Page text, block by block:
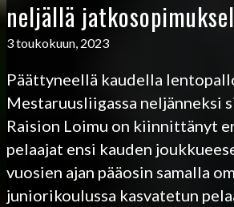
neljällä
3 toukokuun, 2023
Päättyneellä kaudella
Mestaruusliigassa neljänneksi
Raision Loimu on kiinnittänyt
pelaajat ensi kauden
vuosien ajan pääosin samalla
juniorikoulussa kasvatetun